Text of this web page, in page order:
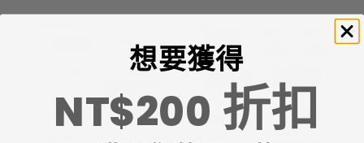
想要獲得
NT$200 折扣